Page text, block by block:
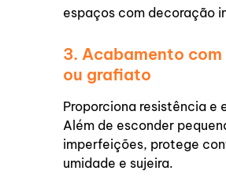
espaços com decoração
3. Acabamento
ou grafiato
Proporciona resistência e
Além de esconder
imperfeições, protege
umidade e sujeira.